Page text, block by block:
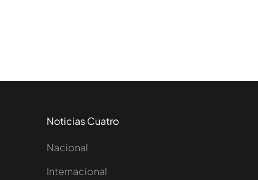
Noticias Cuatro
Nacional
Internacional